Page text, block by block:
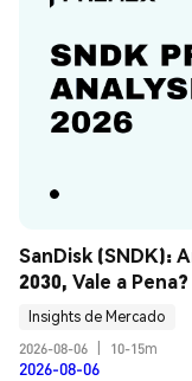
SanDisk (SNDK):
2030, Vale a Pena?
Insights de Mercado
2026-08-06
10-15m
2026-08-06